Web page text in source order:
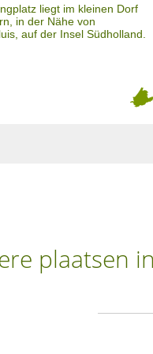
liegt im kleinen Dorf
in der Nähe von
auf der Insel Südholland.
plaatsen